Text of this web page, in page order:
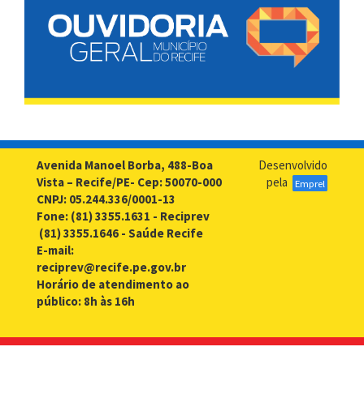
Avenida Manoel Borba, 488-Boa
Vista – Recife/PE- Cep: 50070-000
CNPJ: 05.244.336/0001-13
Fone: (81) 3355.1631 - Reciprev
(81) 3355.1646 - Saúde Recife
E-mail:
reciprev@recife.pe.gov.br
Horário de atendimento ao
público: 8h às 16h
Desenvolvido
pela
Emprel